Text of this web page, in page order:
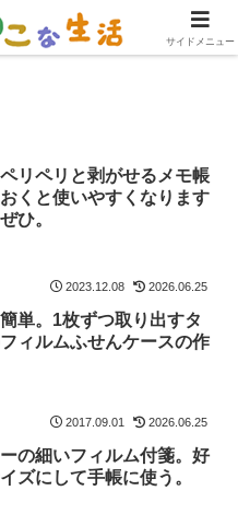
すためのブログ。
リペリと剥がせるメモ帳
くと使いやすくなります
ひ。
2023.12.08 2026.06.25
単。1枚ずつ取り出すタ
ィルムふせんケースの作
2017.09.01 2026.06.25
の細いフィルム付箋。好
ズにして手帳に使う。
サイドメニュー